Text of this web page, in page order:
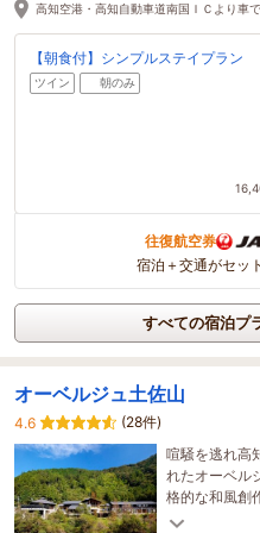
高知空港・高知自動車道南国ＩＣより車で
【朝食付】シンプルステイプラン
ツイン 朝のみ
往復航空券
宿泊＋交通がセッ
すべての宿泊プ
オーベルジュ土佐山
4.6
(28件)
喧騒を逃れ高
れたオーベル
格的な和風創
いただけます